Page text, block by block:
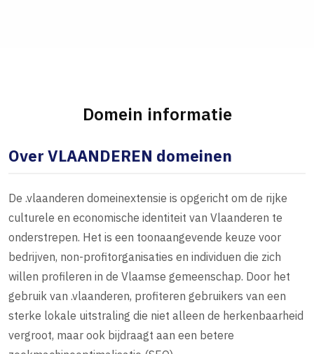
Domein informatie
Over VLAANDEREN domeinen
De .vlaanderen domeinextensie is opgericht om de rijke
culturele en economische identiteit van Vlaanderen te
onderstrepen. Het is een toonaangevende keuze voor
bedrijven, non-profitorganisaties en individuen die zich
willen profileren in de Vlaamse gemeenschap. Door het
gebruik van .vlaanderen, profiteren gebruikers van een
sterke lokale uitstraling die niet alleen de herkenbaarheid
vergroot, maar ook bijdraagt aan een betere